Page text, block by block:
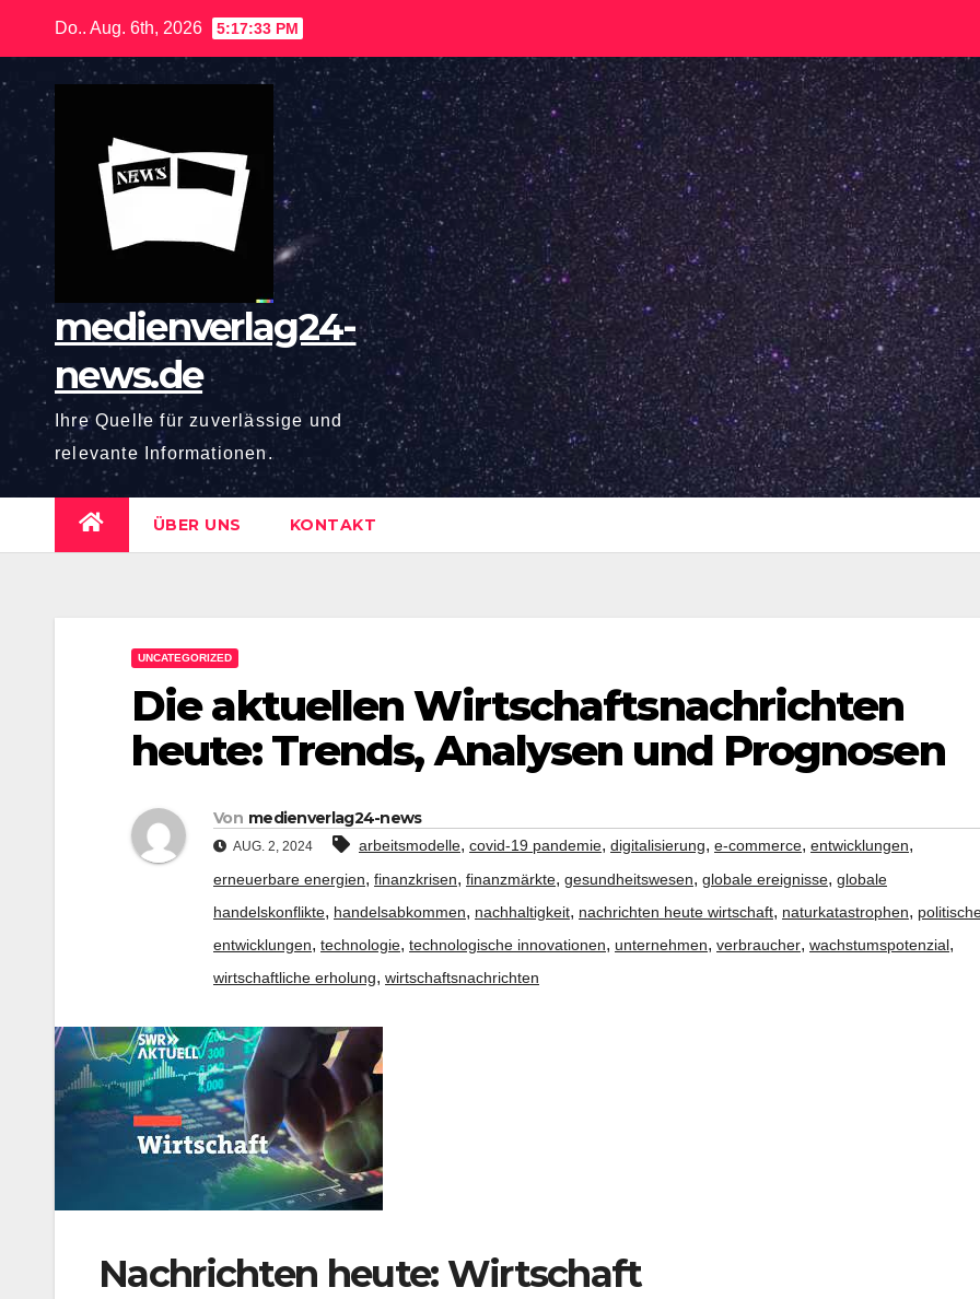
springen
Do.. Aug. 6th, 2026 5:17:34 PM
medienverlag24-
news.de
Ihre Quelle für zuverlässige und
relevante Informationen.
ÜBER UNS KONTAKT
UNCATEGORIZED
Die aktuellen Wirtschaftsnachrichten
heute: Trends, Analysen und Prognosen
Von medienverlag24-news
AUG. 2, 2024 arbeitsmodelle, covid-19 pandemie, digitalisierung, e-commerce, entwicklungen,
erneuerbare energien, finanzkrisen, finanzmärkte, gesundheitswesen, globale ereignisse, globale
handelskonflikte, handelsabkommen, nachhaltigkeit, nachrichten heute wirtschaft, naturkatastrophen,
entwicklungen, technologie, technologische innovationen, unternehmen, verbraucher, wachstumspotenzial,
wirtschaftliche erholung, wirtschaftsnachrichten
Nachrichten heute: Wirtschaft